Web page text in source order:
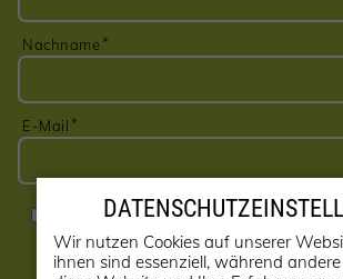
Nachname
E-Mail
Ja, ich möchte den Newsletter erhalten!
abbestellt werden)
Wir nutzen Cookies auf unserer
ihnen sind essenziell, während